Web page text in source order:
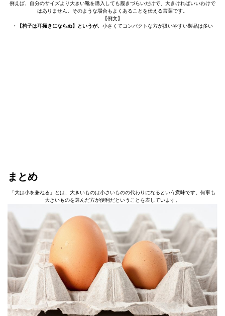
例えば、自分のサイズより大きい靴を購入しても履きづらいだけで、大きければいいわけで
はありません。そのような場合もよくあることを伝える言葉です。
【例文】
・【杓子は耳掻きにならぬ】というが、 小さくてコンパクトな方が扱いやすい製品は多い
まとめ
「大は小を兼ねる」とは、大きいものは小さいものの代わりになるという意味です。何事も
大きいものを選んだ方が便利だということを表しています。